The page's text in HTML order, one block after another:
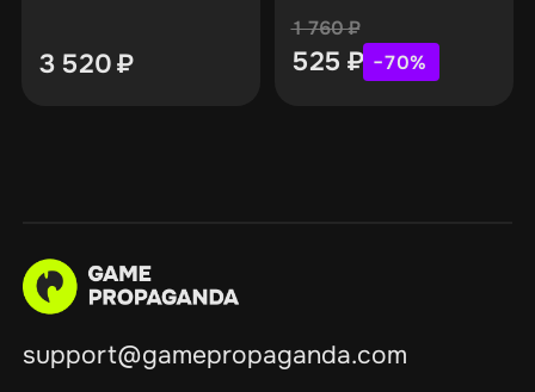
3 520₽
1 760₽
525 ₽ −70%
support@gamepropaganda.com